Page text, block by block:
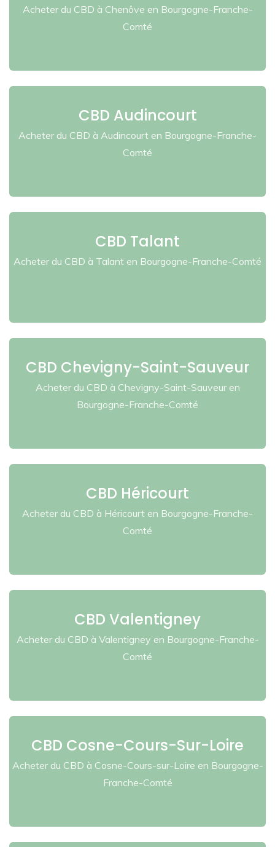
Acheter du CBD à Chenôve en Bourgogne-Franche-
Comté
CBD Audincourt
Acheter du CBD à Audincourt en Bourgogne-Franche-
Comté
CBD Talant
Acheter du CBD à Talant en Bourgogne-Franche-Comté
CBD Chevigny-Saint-Sauveur
Acheter du CBD à Chevigny-Saint-Sauveur en
Bourgogne-Franche-Comté
CBD Héricourt
Acheter du CBD à Héricourt en Bourgogne-Franche-
Comté
CBD Valentigney
Acheter du CBD à Valentigney en Bourgogne-Franche-
Comté
CBD Cosne-Cours-Sur-Loire
Acheter du CBD à Cosne-Cours-sur-Loire en Bourgogne-
Franche-Comté